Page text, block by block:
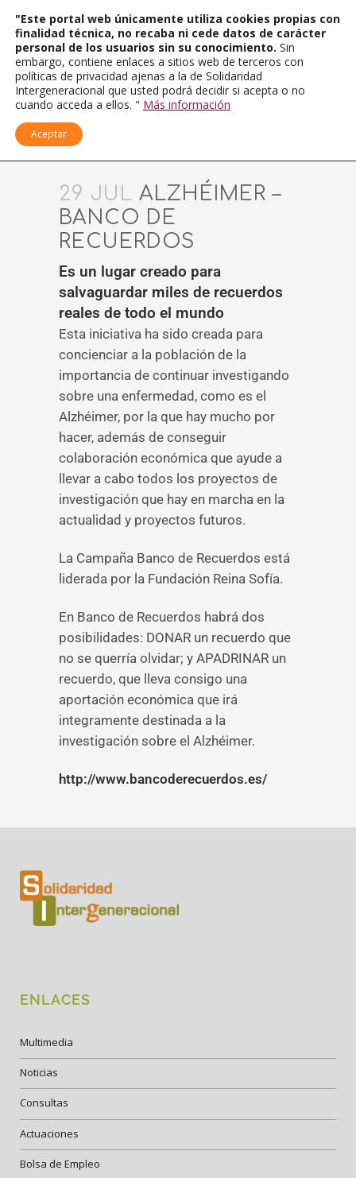
29 JUL ALZHÉIMER –
BANCO DE
RECUERDOS
Es un lugar creado para
salvaguardar miles de recuerdos
reales de todo el mundo
Esta iniciativa ha sido creada para
concienciar a la población de la
importancia de continuar investigando
sobre una enfermedad, como es el
Alzhéimer, por la que hay mucho por
hacer, además de conseguir
colaboración económica que ayude a
llevar a cabo todos los proyectos de
investigación que hay en marcha en la
actualidad y proyectos futuros.
La Campaña Banco de Recuerdos está
liderada por la Fundación Reina Sofía.
En Banco de Recuerdos habrá dos
posibilidades: DONAR un recuerdo que
no se querría olvidar; y APADRINAR un
recuerdo, que lleva consigo una
aportación económica que irá
integramente destinada a la
investigación sobre el Alzhéimer.
http://www.bancoderecuerdos.es/
ENLACES
Multimedia
Noticias
Consultas
Actuaciones
Bolsa de Empleo
"Este portal web únicamente utiliza cookies propias con
finalidad técnica, no recaba ni cede datos de carácter
personal de los usuarios sin su conocimiento. Sin
embargo, contiene enlaces a sitios web de terceros con
políticas de privacidad ajenas a la de Solidaridad
Intergeneracional que usted podrá decidir si acepta o no
cuando acceda a ellos. " Más información
Aceptar